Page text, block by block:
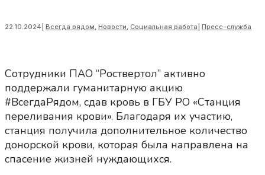
22.10.2024 Всегда рядом, Новости, Социальная работа Пресс-служба
Сотрудники ПАО “Роствертол” активно
поддержали гуманитарную акцию
#ВсегдаРядом, сдав кровь в ГБУ РО «Станция
переливания крови». Благодаря их участию,
станция получила дополнительное количество
донорской крови, которая была направлена на
спасение жизней нуждающихся.